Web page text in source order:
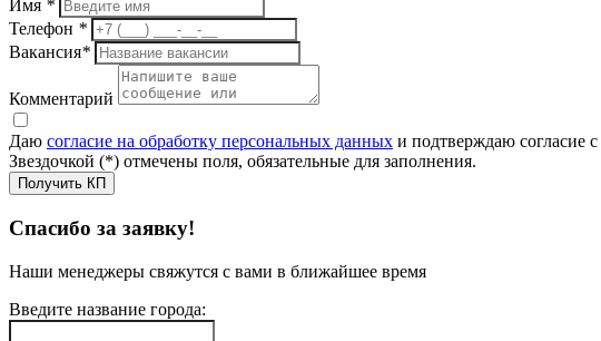
Имя *
Телефон *
Вакансия*
Комментарий
Даю согласие на обработку персональных данных и подтверждаю согласие с
Звездочкой (*) отмечены поля, обязательные для заполнения.
Получить КП
Спасибо за заявку!
Наши менеджеры свяжутся с вами в ближайшее время
Введите название города: